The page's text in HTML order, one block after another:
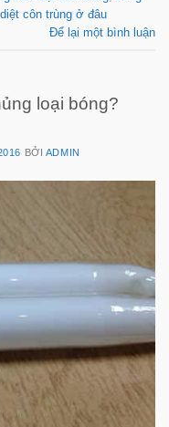
côn trùng ở đâu
Để lại một bình luận
loại bóng?
BỞI ADMIN